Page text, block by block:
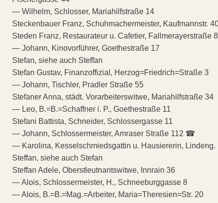
— Wilhelm, Schlosser, Mariahilfstraße 14
Steckenbauer Franz, Schuhmachermeister, Kaufmannstr.
Steden Franz, Restaurateur u. Cafetier, Fallmerayerstraße 8
— Johann, Kinovorführer, Goethestraße 17
Stefan, siehe auch Steffan
Stefan Gustav, Finanzoffizial, Herzog=Friedrich=Straße 3
— Johann, Tischler, Pradler Straße 55
Stefaner Anna, städt. Vorarbeiterswitwe, Mariahilfstraße 34
— Leo, B.=B.=Schaffner i. P., Goethestraße 11
Stefani Battista, Schneider, Schlossergasse 11
— Johann, Schlossermeister, Amraser Straße 112 ☎
— Karolina, Kesselschmiedsgattin u. Hausiererin, Lindeng.
Steffan, siehe auch Stefan
Steffan Adele, Oberstleutnantswitwe, Innrain 36
— Alois, Schlossermeister, H., Schneeburggasse 8
— Alois, B.=B.=Mag.=Arbeiter, Maria=Theresien=Str. 20